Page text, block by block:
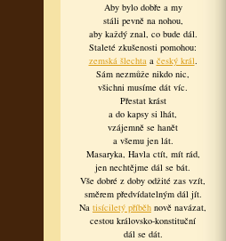
Aby bylo dobře a my
stáli pevně na nohou,
aby každý znal, co bude dál.
Staleté zkušenosti pomohou:
zemská šlechtaa český král.
Sám nezmůže nikdo nic,
všichni musíme dát víc.
Přestat krást
a do kapsy si lhát,
vzájemně se hanět
a všemu jen lát.
Masaryka, Havla ctít, mít rád,
jen nechtějme dál se bát.
Vše dobré z doby odžité zas vzít,
směrem předvídatelným dál jít.
Na tisíciletý příběh nově navázat,
cestou královsko-konstituční
dál se dát.